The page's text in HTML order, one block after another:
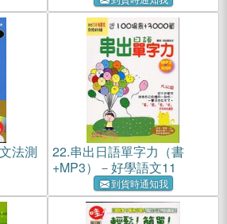
法測
22.串出日語單字力（書
+MP3）－好學語文11
到貨時通知我